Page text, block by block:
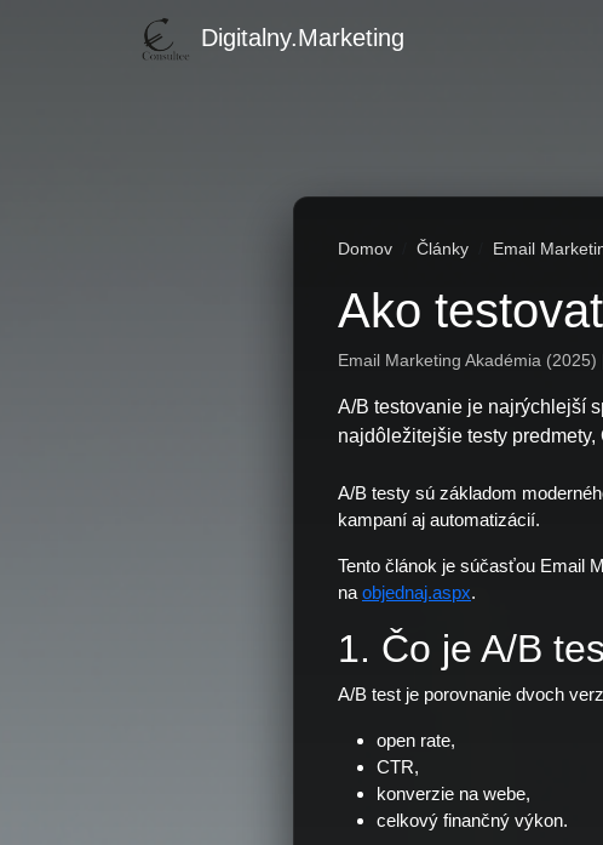
Digitalny.Marketing
Domov Články Email
Ako
Email Marketing Akadémia (2025)
A/B testovanie je najrýchlejší
najdôležitejšie testy
A/B testy sú základom
kampaní aj automatizácií.
Tento článok je súčasťou Email
na objednaj.aspx.
1. Čo je A/B
A/B test je porovnanie dvoch
open rate,
CTR,
konverzie na webe,
celkový finančný výkon.